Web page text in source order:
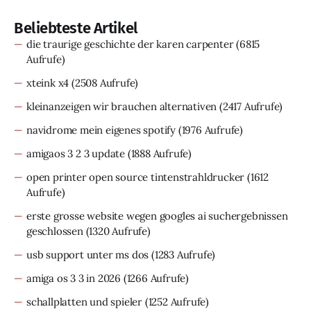
Beliebteste Artikel
die traurige geschichte der karen carpenter(6815
Aufrufe)
xteink x4 (2508 Aufrufe)
kleinanzeigen wir brauchen alternativen (2417 Aufrufe)
navidrome mein eigenes spotify (1976 Aufrufe)
amigaos 3 2 3 update (1888 Aufrufe)
open printer open source tintenstrahldrucker (1612
Aufrufe)
erste grosse website wegen googles ai suchergebnissen
geschlossen(1320 Aufrufe)
usb support unter ms dos (1283 Aufrufe)
amiga os 3 3 in 2026 (1266 Aufrufe)
schallplatten und spieler (1252 Aufrufe)